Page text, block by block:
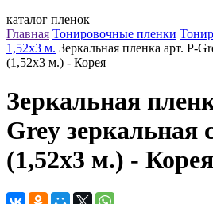
каталог пленок
Главная Тонировочные пленки
1,52х3 м. Зеркальная пленка арт. P-
(1,52х3 м.) - Корея
Зеркальная
Grey зеркальная
(1,52х3 м.) - Корея